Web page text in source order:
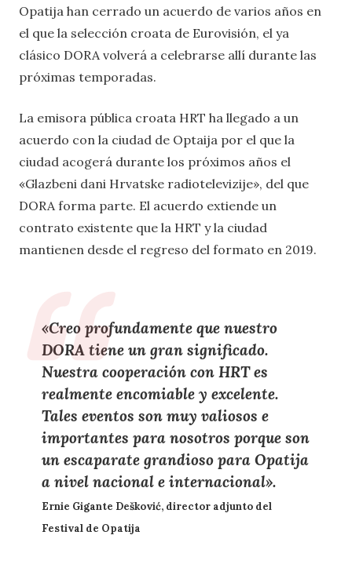
Opatija han cerrado un acuerdo de varios años en
el que la selección croata de Eurovisión, el ya
clásico DORA volverá a celebrarse allí durante las
próximas temporadas.
La emisora ​​pública croata HRT ha llegado a un
acuerdo con la ciudad de Optaija por el que la
ciudad acogerá durante los próximos años el
«Glazbeni dani Hrvatske radiotelevizije», del que
DORA forma parte. El acuerdo extiende un
contrato existente que la HRT y la ciudad
mantienen desde el regreso del formato en 2019.
«Creo profundamente que nuestro
DORA tiene un gran significado.
Nuestra cooperación con HRT es
realmente encomiable y excelente.
Tales eventos son muy valiosos e
importantes para nosotros porque son
un escaparate grandioso para Opatija
a nivel nacional e internacional».
Ernie Gigante Dešković, director adjunto del
Festival de Opatija